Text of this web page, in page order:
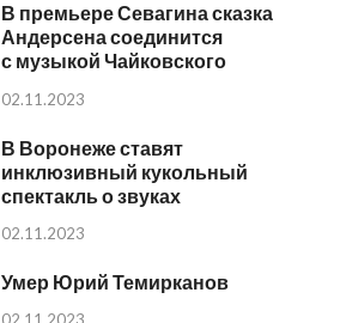
В премьере Севагина сказка
Андерсена соединится
с музыкой Чайковского
02.11.2023
В Воронеже ставят
инклюзивный кукольный
спектакль о звуках
02.11.2023
Умер Юрий Темирканов